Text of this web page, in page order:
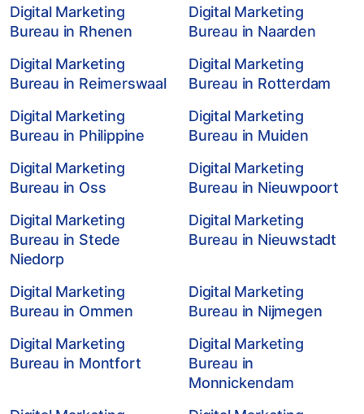
Digital Marketing
Bureau in Rhenen
Digital Marketing
Bureau in Naarden
Digital Marketing
Bureau in Reimerswaal
Digital Marketing
Bureau in Rotterdam
Digital Marketing
Bureau in Philippine
Digital Marketing
Bureau in Muiden
Digital Marketing
Bureau in Oss
Digital Marketing
Bureau in Nieuwpoort
Digital Marketing
Bureau in Stede
Niedorp
Digital Marketing
Bureau in Nieuwstadt
Digital Marketing
Bureau in Ommen
Digital Marketing
Bureau in Nijmegen
Digital Marketing
Bureau in Montfort
Digital Marketing
Bureau in
Monnickendam